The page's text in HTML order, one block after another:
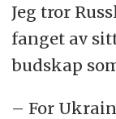
Jeg tror
fanget av
budskap
– For